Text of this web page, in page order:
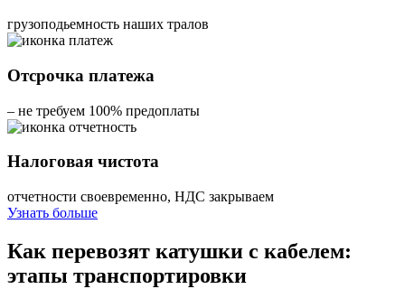
грузоподьемность наших тралов
Отсрочка платежа
– не требуем 100% предоплаты
Налоговая чистота
отчетности своевременно, НДС закрываем
Узнать больше
Как перевозят катушки с кабелем:
этапы транспортировки